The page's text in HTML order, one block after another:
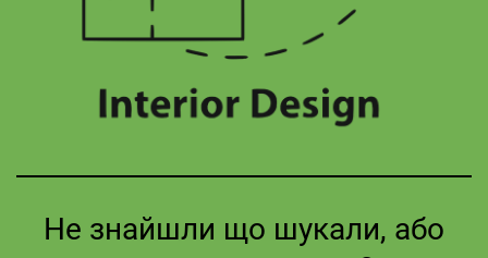
Не знайшли що шукали, або